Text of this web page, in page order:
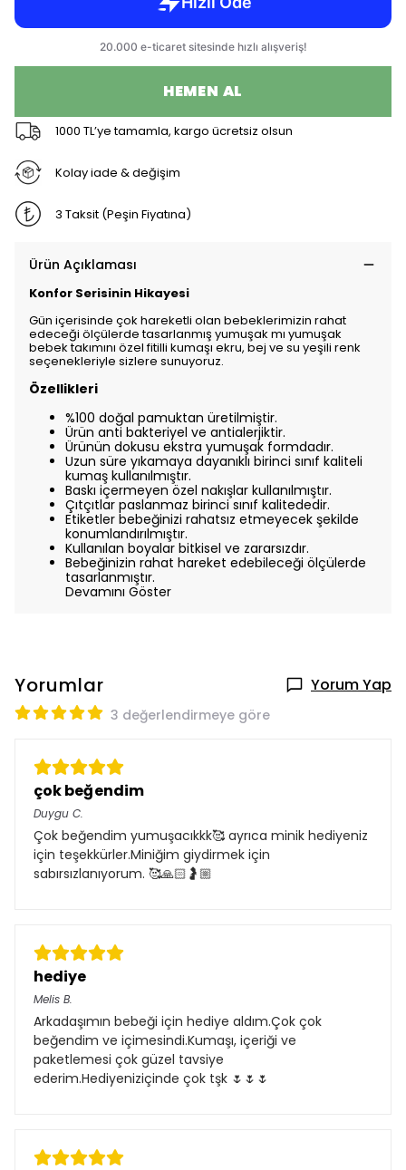
HEMEN AL
1000 TL’ye tamamla, kargo ücretsiz olsun
Kolay iade & değişim
3 Taksit (Peşin Fiyatına)
Ürün Açıklaması
Konfor Serisinin Hikayesi
Gün içerisinde çok hareketli olan bebeklerimizin rahat
edeceği ölçülerde tasarlanmış yumuşak mı yumuşak
bebek takımını özel fitilli kumaşı ekru, bej ve su yeşili renk
seçenekleriyle sizlere sunuyoruz.
Özellikleri
%100 doğal pamuktan üretilmiştir.
Ürün anti bakteriyel ve antialerjiktir.
Ürünün dokusu ekstra yumuşak formdadır.
Uzun süre yıkamaya dayanıklı birinci sınıf kaliteli
kumaş kullanılmıştır.
Baskı içermeyen özel nakışlar kullanılmıştır.
Çıtçıtlar paslanmaz birinci sınıf kalitededir.
Etiketler bebeğinizi rahatsız etmeyecek şekilde
konumlandırılmıştır.
Kullanılan boyalar bitkisel ve zararsızdır.
Bebeğinizin rahat hareket edebileceği ölçülerde
tasarlanmıştır.
Devamını Göster
Yorumlar Yorum Yap
3 değerlendirmeye göre
çok beğendim
Duygu C.
Çok beğendim yumuşacıkkk🥰 ayrıca minik hediyeniz
için teşekkürler.Miniğim giydirmek için
sabırsızlanıyorum. 🥰🙏🏻🤰🏼
hediye
Melis B.
Arkadaşımın bebeği için hediye aldım.Çok çok
beğendim ve içimesindi.Kumaşı, içeriği ve
paketlemesi çok güzel tavsiye
ederim.Hediyeniziçinde çok tşk 🌷🌷🌷